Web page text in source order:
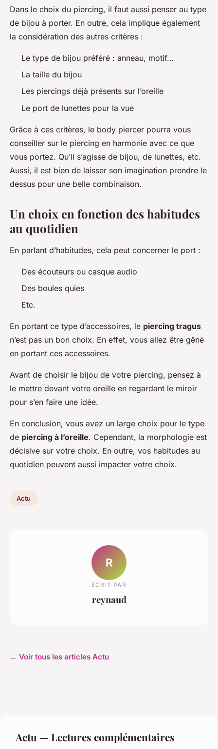
Dans le choix du piercing, il faut aussi penser au type
de bijou à porter. En outre, cela implique également
la considération des autres critères :
Le type de bijou préféré : anneau, motif…
La taille du bijou
Les piercings déjà présents sur l’oreille
Le port de lunettes pour la vue
Grâce à ces critères, le body piercer pourra vous
conseiller sur le piercing en harmonie avec ce que
vous portez. Qu’il s’agisse de bijou, de lunettes, etc.
Aussi, il est bien de laisser son imagination prendre le
dessus pour une belle combinaison.
Un choix en fonction des habitudes
au quotidien
En parlant d’habitudes, cela peut concerner le port :
Des écouteurs ou casque audio
Des boules quies
Etc.
En portant ce type d’accessoires, le piercing tragus
n’est pas un bon choix. En effet, vous allez être gêné
en portant ces accessoires.
Avant de choisir le bijou de votre piercing, pensez à
le mettre devant votre oreille en regardant le miroir
pour s’en faire une idée.
En conclusion, vous avez un large choix pour le type
de piercing à l’oreille. Cependant, la morphologie est
décisive sur votre choix. En outre, vos habitudes au
quotidien peuvent aussi impacter votre choix.
Actu
R
ECRIT PAR
reynaud
← Voir tous les articles Actu
Actu — Lectures complémentaires